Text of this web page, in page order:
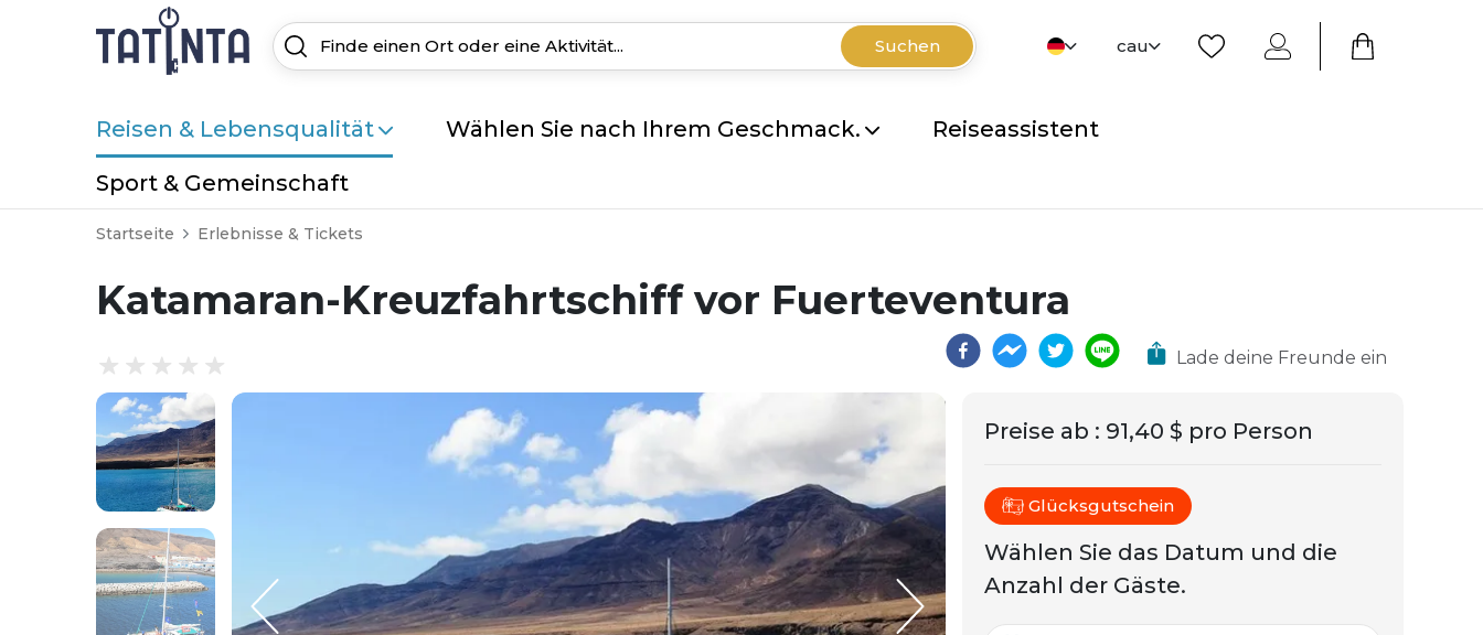
Suchen cau
Reisen & Lebensqualität Wählen Sie nach Ihrem Geschmack. Reiseassistent
Sport & Gemeinschaft
Startseite Erlebnisse & Tickets
Katamaran-Kreuzfahrtschiff vor Fuerteventura
Lade deine Freunde ein
Preise ab : 91,40 $ pro Person
Glücksgutschein
Wählen Sie das Datum und die
Anzahl der Gäste.